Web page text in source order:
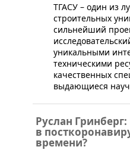
​ТГАСУ – один из
строительных
сильнейший
уникальными
техническими
качественных
выдающиеся
Руслан
в
времени?